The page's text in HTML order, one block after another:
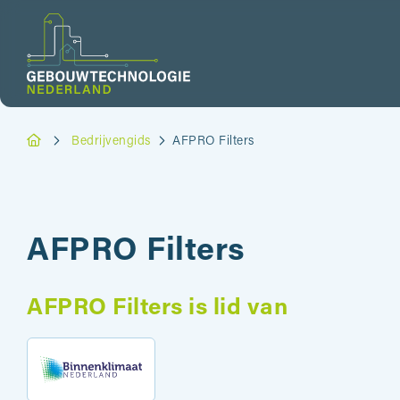
Bedrijvengids AFPRO Filters
AFPRO Filters
AFPRO Filters is lid van